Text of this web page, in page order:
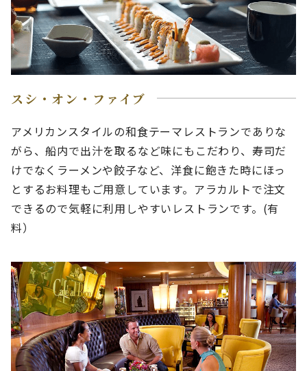
スシ・オン・ファイブ
アメリカンスタイルの和食テーマレストランでありな
がら、船内で出汁を取るなど味にもこだわり、寿司だ
けでなくラーメンや餃子など、洋食に飽きた時にほっ
とするお料理もご用意しています。アラカルトで注文
できるので気軽に利用しやすいレストランです。(有
料）